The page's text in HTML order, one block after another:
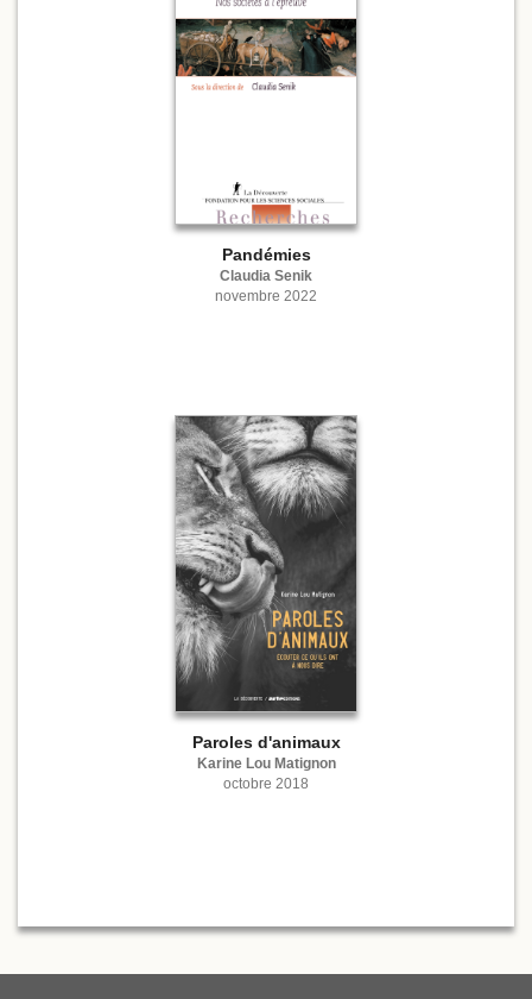
Pandémies
Claudia Senik
novembre 2022
Paroles d'animaux
Karine Lou Matignon
octobre 2018